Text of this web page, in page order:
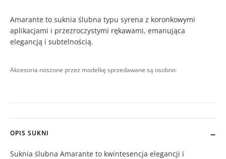
Amarante to suknia ślubna typu syrena z koronkowymi
aplikacjami i przezroczystymi rękawami, emanująca
elegancją i subtelnością.
Akcesoria noszone przez modelkę sprzedawane są osobno.
OPIS SUKNI
Suknia ślubna Amarante to kwintesencja elegancji i